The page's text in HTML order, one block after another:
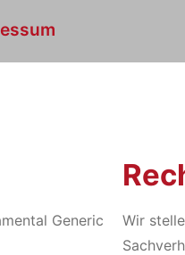
Generic
Wir